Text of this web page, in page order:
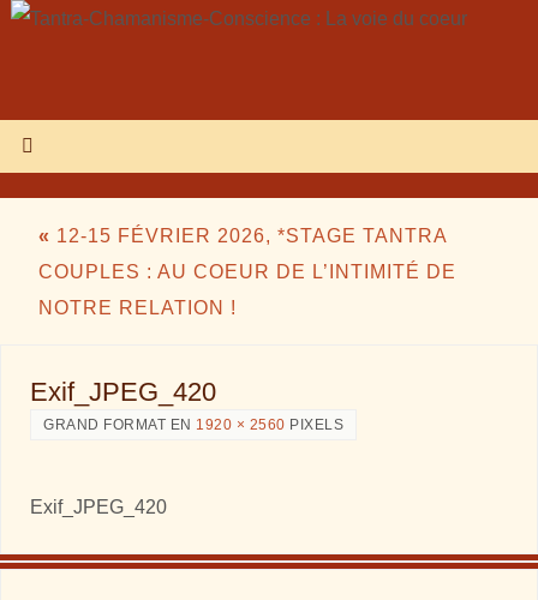
« 12-15 FÉVRIER 2026, *STAGE TANTRA
COUPLES : AU COEUR DE L’INTIMITÉ DE
NOTRE RELATION !
Exif_JPEG_420
GRAND FORMAT EN 1920 × 2560 PIXELS
Exif_JPEG_420